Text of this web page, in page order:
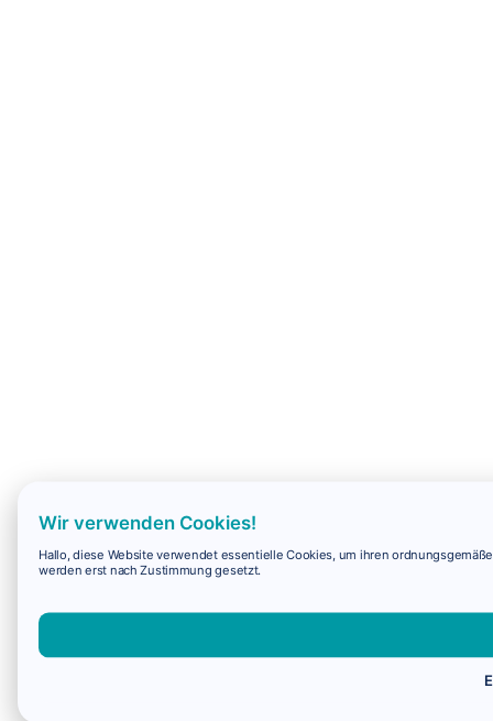
Wir verwenden Cookies!
Hallo, diese Website verwendet essentielle Cookies, um ihren
werden erst nach Zustimmung gesetzt.